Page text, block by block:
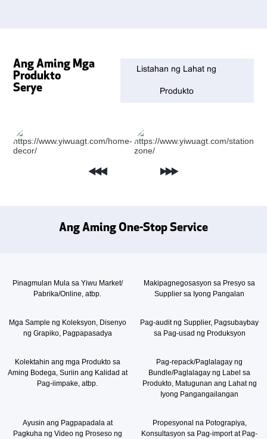
Ang Aming Mga
Produkto
Serye
Listahan ng Lahat ng
Produkto
Ang Aming One-Stop Service
Pinagmulan Mula sa Yiwu Market/
Pabrika/Online, atbp.
Makipagnegosasyon sa Presyo sa
Supplier sa Iyong Pangalan
Mga Sample ng Koleksyon, Disenyo
ng Grapiko, Pagpapasadya
Pag-audit ng Supplier, Pagsubaybay
sa Pag-usad ng Produksyon
Kolektahin ang mga Produkto sa
Aming Bodega, Suriin ang Kalidad at
Pag-iimpake, atbp.
Pag-repack/Paglalagay ng
Bundle/Paglalagay ng Label sa
Produkto, Matugunan ang Lahat ng
Iyong Pangangailangan
Ayusin ang Pagpapadala at
Pagkuha ng Video ng Proseso ng
Propesyonal na Potograpiya,
Konsultasyon sa Pag-import at Pag-